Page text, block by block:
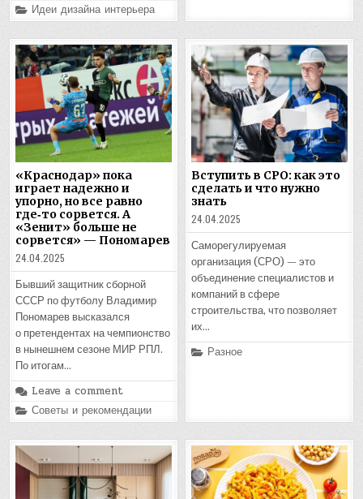
Posted
in
Идеи дизайна интерьера
«Краснодар» пока
играет надежно и
упорно, но все равно
где‑то сорвется. А
«Зенит» больше не
сорвется» — Пономарев
24.04.2025
Бывший защитник сборной
СССР по футболу Владимир
Пономарев высказался
о претендентах на чемпионство
в нынешнем сезоне МИР РПЛ.
По итогам…
Leave a comment
Posted
in
Советы и рекомендации
Вступить в СРО: как это
сделать и что нужно
знать
24.04.2025
Саморегулируемая
организация (СРО) — это
объединение специалистов и
компаний в сфере
строительства, что позволяет
их…
Posted
Разное